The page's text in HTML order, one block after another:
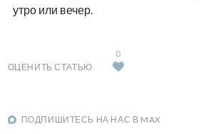
утро или вечер.
ОЦЕНИТЬ СТАТЬЮ
0
ПОДПИШИТЕСЬ НА НАС В MAX